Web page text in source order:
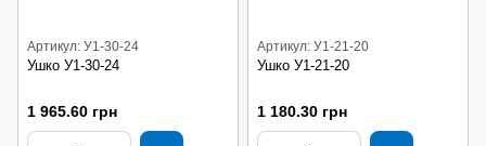
Артикул: У1-30-24
Ушко У1-30-24
1 965.60 грн
Артикул: У1-21-20
Ушко У1-21-20
1 180.30 грн